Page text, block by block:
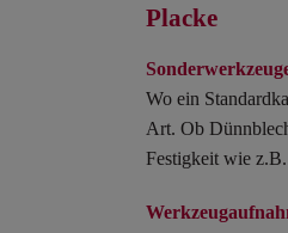
Placke
Wo ein
Art. Ob
Festigkeit wie